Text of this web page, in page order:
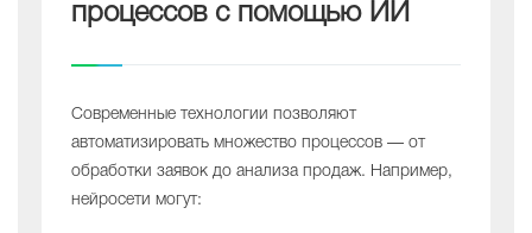
процессов с помощью ИИ
Современные технологии позволяют
автоматизировать множество процессов — от
обработки заявок до анализа продаж. Например,
нейросети могут: